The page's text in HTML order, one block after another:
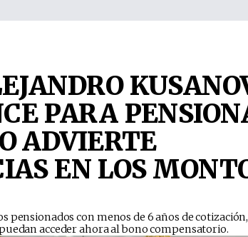
PARA
ADVIERTE
EN LOS
pensionados con menos de 6 años de
acceder ahora al bono compensatorio.